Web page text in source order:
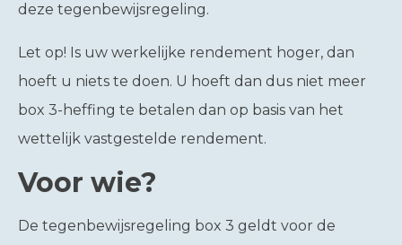
deze tegenbewijsregeling.
Let op! Is uw werkelijke rendement hoger, dan
hoeft u niets te doen. U hoeft dan dus niet meer
box 3-heffing te betalen dan op basis van het
wettelijk vastgestelde rendement.
Voor wie?
De tegenbewijsregeling box 3 geldt voor de